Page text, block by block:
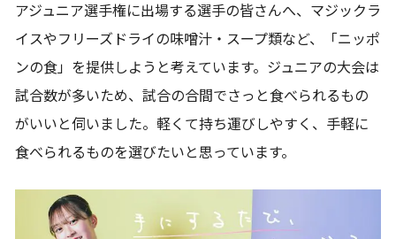
アジュニア選手権に出場する選手の皆さんへ、マジックラ
イスやフリーズドライの味噌汁・スープ類など、「ニッポ
ンの食」を提供しようと考えています。ジュニアの大会は
試合数が多いため、試合の合間でさっと食べられるもの
がいいと伺いました。軽くて持ち運びしやすく、手軽に
食べられるものを選びたいと思っています。